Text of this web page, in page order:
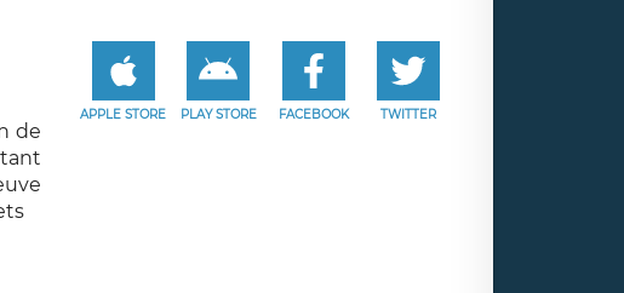
de
APPLE STORE PLAY STORE FACEBOOK TWITTER